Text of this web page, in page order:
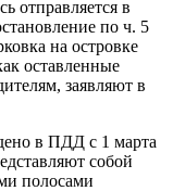
отправляется в
по ч. 5
на островке
оставленные
заявляют в
в ПДД с 1 марта
собой
полосами